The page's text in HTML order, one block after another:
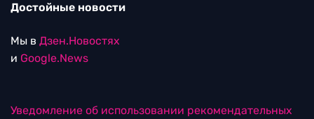
Достойные новости
Мы в Дзен.Новостях
и Google.News
Уведомление об использовании рекомендательных